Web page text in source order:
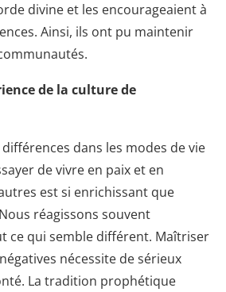
divine et les encourageaient à
Ainsi, ils ont pu maintenir
de la culture de
dans les modes de vie
de vivre en paix et en
est si enrichissant que
réagissons souvent
ce qui semble différent. Maîtriser
nécessite de sérieux
La tradition prophétique